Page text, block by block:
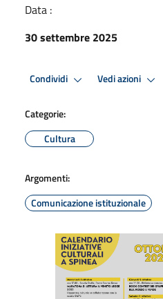
Data :
30 settembre 2025
Condividi Vedi azioni
Categorie:
Cultura
Argomenti:
Comunicazione istituzionale